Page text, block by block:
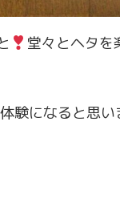
堂々とヘタを
験になると思